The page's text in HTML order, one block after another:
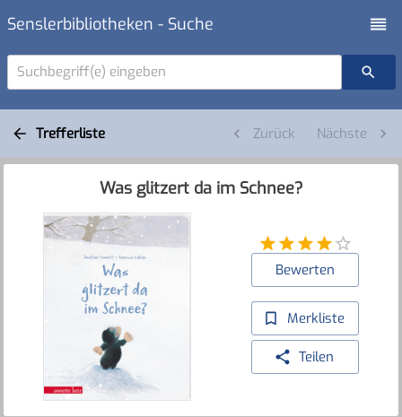
Senslerbibliotheken - Suche
Suchbegriff(e) eingeben
Trefferliste Zurück Nächste
Was glitzert da im Schnee?
Bewerten
Merkliste
Teilen